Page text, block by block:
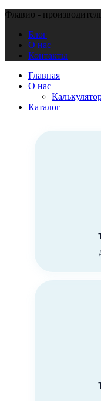
Флавио -
Блог
О нас
Контакты
Главная
О нас
Каталог